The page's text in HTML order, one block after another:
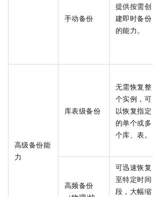
手动备份
提供按需创
建即时备份
的能力。
高级备份能
力
库表级备份
无需恢复整
个实例，可
以恢复指定
的单个或多
个库、表。
高频备份
可迅速恢复
至特定时间
段，大幅缩